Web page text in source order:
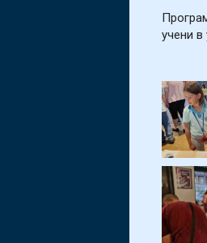
учени